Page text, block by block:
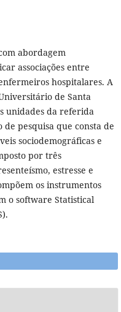
abordagem
associações entre
hospitalares. A
de Santa
unidades da referida
pesquisa que consta de
sociodemográficas e
por três
estresse e
os instrumentos
o software Statistical